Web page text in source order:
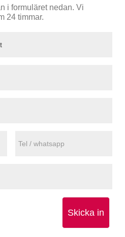
i formuläret nedan. Vi
24 timmar.
Skicka in